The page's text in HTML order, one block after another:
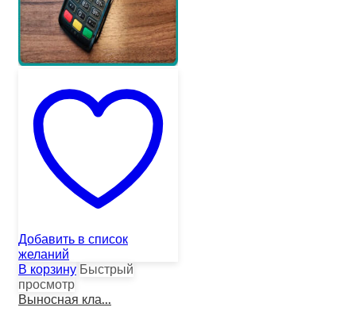
Добавить в список
желаний
В корзину Быстрый
просмотр
Выносная кла...